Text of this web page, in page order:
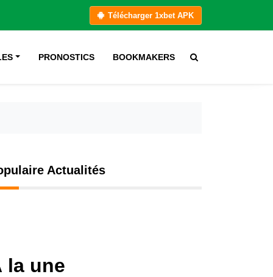
Télécharger 1xbet APK
PRONOSTICS BOOKMAKERS
Actualités
la une